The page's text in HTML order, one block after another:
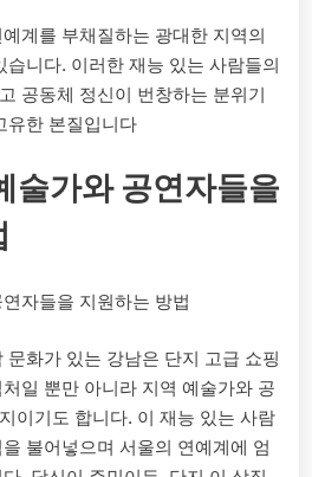
계를 부채질하는 광대한 지역의
니다. 이러한 재능 있는 사람들의
공동체 정신이 번창하는 분위기
유한 본질입니다
술가와 공연자들을
자들을 지원하는 방법
화가 있는 강남은 단지 고급 쇼핑
일 뿐만 아니라 지역 예술가와 공
이기도 합니다. 이 재능 있는 사람
불어넣으며 서울의 연예계에 엄